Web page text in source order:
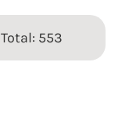
Total: 553